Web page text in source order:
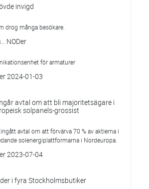
invigd
drog många besökare.
NODer
för armaturer
2024-01-03
avtal om att bli majoritetsägare i
solpanels-grossist
avtal om att förvärva 70 % av aktierna i
solenergiplattformarna i Nordeuropa.
2023-07-04
i fyra Stockholmsbutiker